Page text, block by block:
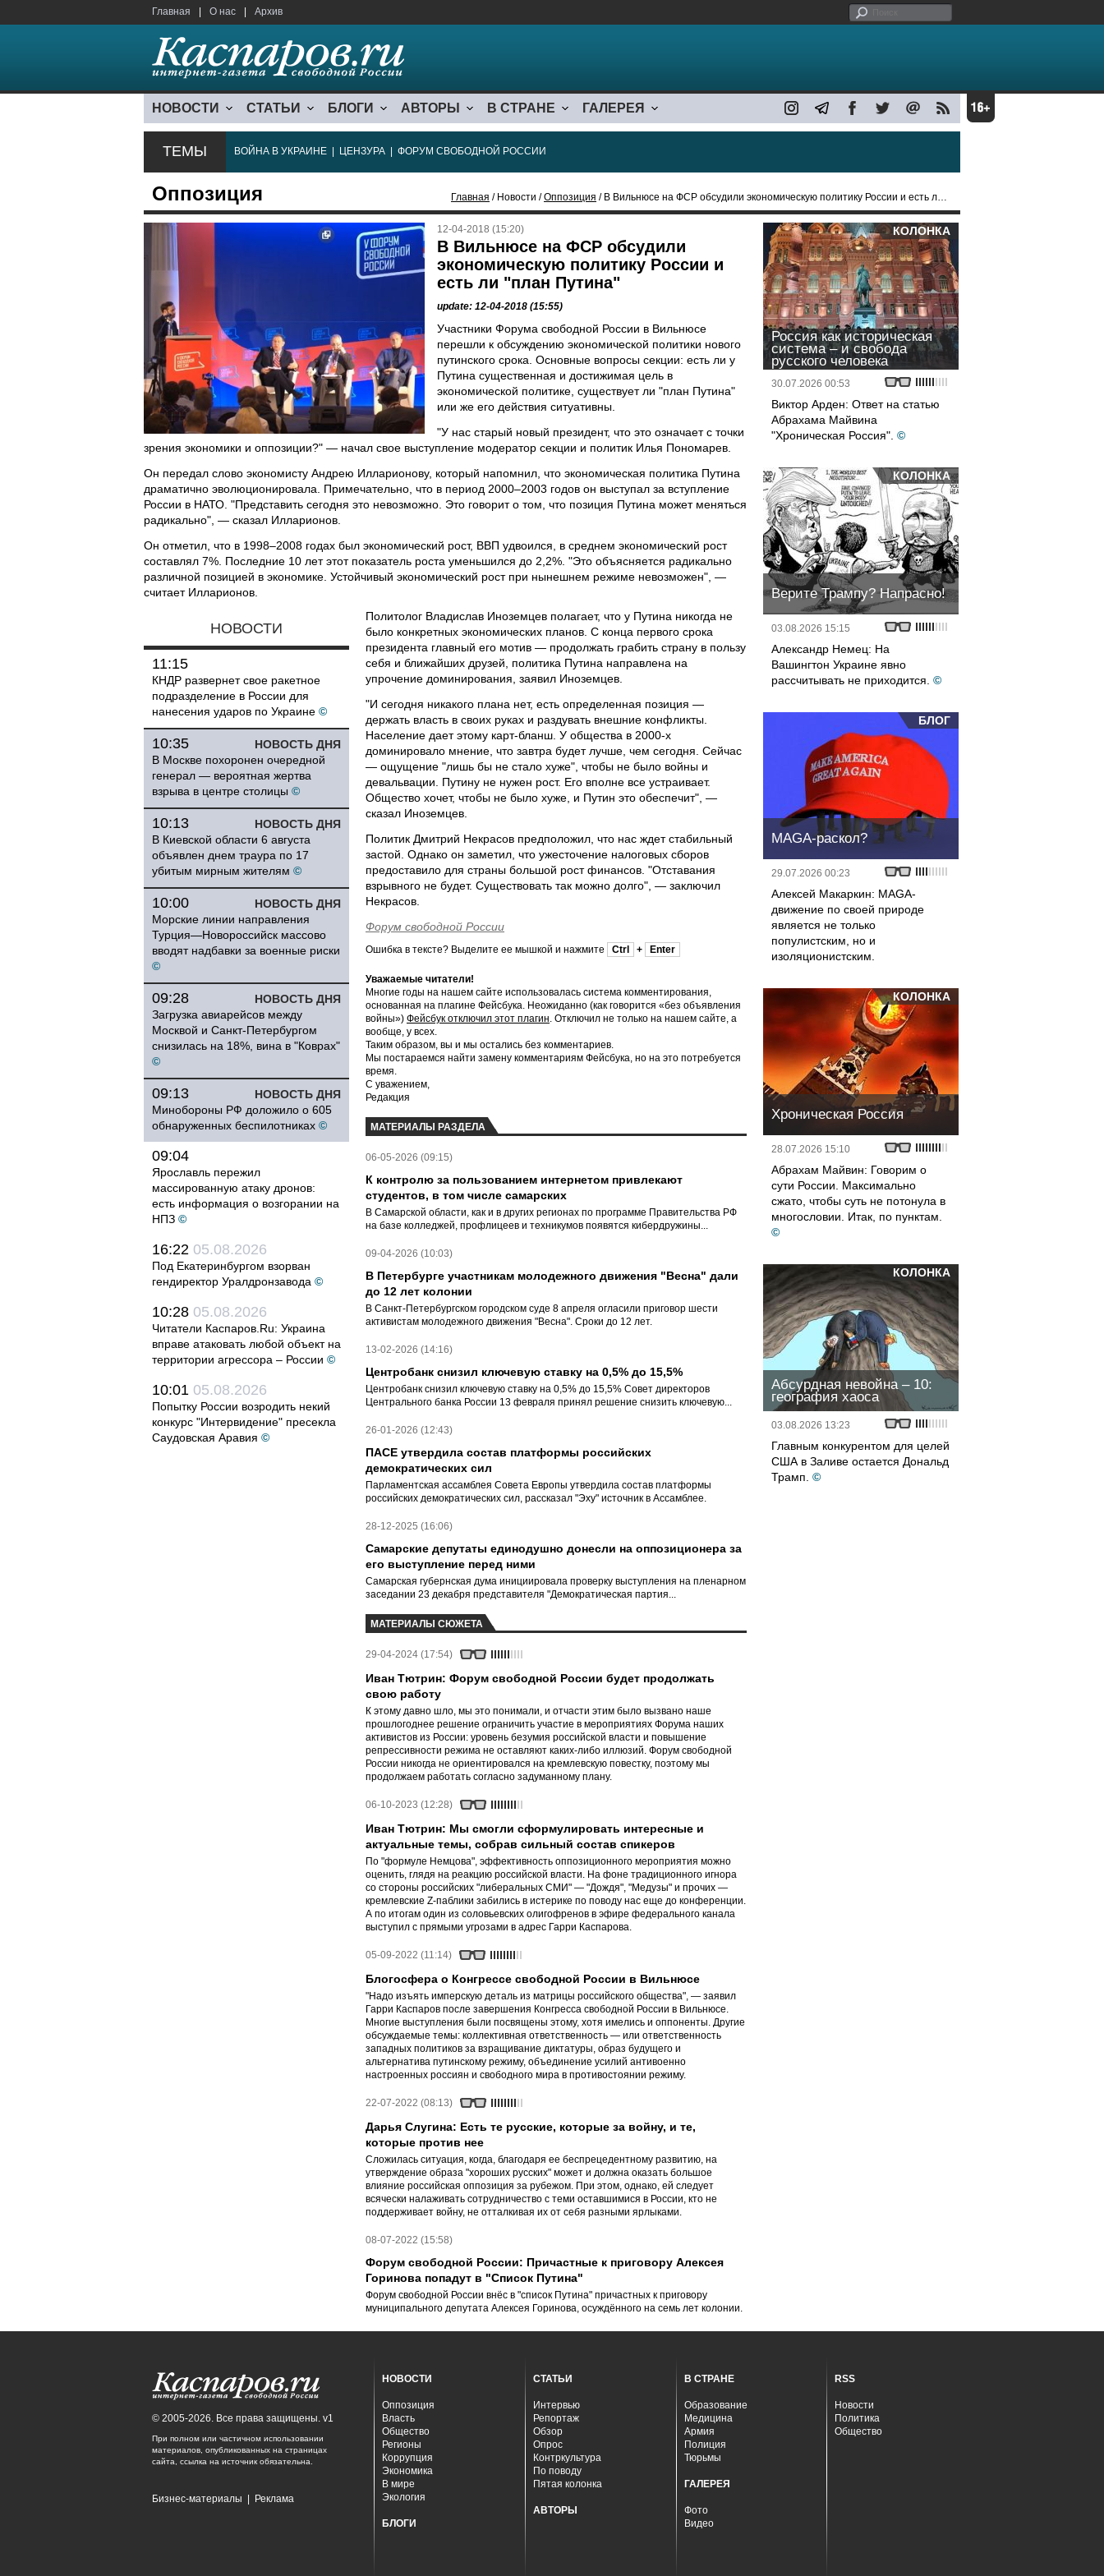
Главная О нас Архив
НОВОСТИ СТАТЬИ БЛОГИ АВТОРЫ В СТРАНЕ ГАЛЕРЕЯ
ТЕМЫ ВОЙНА В УКРАИНЕ ЦЕНЗУРА ФОРУМ СВОБОДНОЙ РОССИИ
Оппозиция Главная / Новости /Оппозиция / В Вильнюсе на ФСР обсудили экономическую политику России и есть ли "план Путина"
12-04-2018 (15:20)
В Вильнюсе на ФСР обсудили
экономическую политику России и
есть ли "план Путина"
update: 12-04-2018 (15:55)
Участники Форума свободной России в Вильнюсе
перешли к обсуждению экономической политики нового
путинского срока. Основные вопросы секции: есть ли у
Путина существенная и достижимая цель в
экономической политике, существует ли "план Путина"
или же его действия ситуативны.
"У нас старый новый президент, что это означает с точки
зрения экономики и оппозиции?" — начал свое выступление модератор секции и политик Илья Пономарев.
Он передал слово экономисту Андрею Илларионову, который напомнил, что экономическая политика Путина
драматично эволюционировала. Примечательно, что в период 2000–2003 годов он выступал за вступление
России в НАТО. "Представить сегодня это невозможно. Это говорит о том, что позиция Путина может меняться
радикально", — сказал Илларионов.
Он отметил, что в 1998–2008 годах был экономический рост, ВВП удвоился, в среднем экономический рост
составлял 7%. Последние 10 лет этот показатель роста уменьшился до 2,2%. "Это объясняется радикально
различной позицией в экономике. Устойчивый экономический рост при нынешнем режиме невозможен", —
считает Илларионов.
НОВОСТИ
11:15
КНДР развернет свое ракетное
подразделение в России для
нанесения ударов по Украине ©
НОВОСТЬ ДНЯ
10:35
В Москве похоронен очередной
генерал — вероятная жертва
взрыва в центре столицы ©
НОВОСТЬ ДНЯ
10:13
В Киевской области 6 августа
объявлен днем траура по 17
убитым мирным жителям ©
НОВОСТЬ ДНЯ
10:00
Морские линии направления
Турция—Новороссийск массово
вводят надбавки за военные риски
©
НОВОСТЬ ДНЯ
09:28
Загрузка авиарейсов между
Москвой и Санкт-Петербургом
снизилась на 18%, вина в "Коврах"
©
НОВОСТЬ ДНЯ
09:13
Минобороны РФ доложило о 605
обнаруженных беспилотниках ©
09:04
Ярославль пережил
массированную атаку дронов:
есть информация о возгорании на
НПЗ ©
16:22 05.08.2026
Под Екатеринбургом взорван
гендиректор Уралдронзавода ©
10:28 05.08.2026
Читатели Каспаров.Ru: Украина
вправе атаковать любой объект на
территории агрессора – России ©
10:01 05.08.2026
Попытку России возродить некий
конкурс "Интервидение" пресекла
Саудовская Аравия ©
Политолог Владислав Иноземцев полагает, что у Путина никогда не
было конкретных экономических планов. С конца первого срока
президента главный его мотив — продолжать грабить страну в пользу
себя и ближайших друзей, политика Путина направлена на
упрочение доминирования, заявил Иноземцев.
"И сегодня никакого плана нет, есть определенная позиция —
держать власть в своих руках и раздувать внешние конфликты.
Население дает этому карт-бланш. У общества в 2000-х
доминировало мнение, что завтра будет лучше, чем сегодня. Сейчас
— ощущение "лишь бы не стало хуже", чтобы не было войны и
девальвации. Путину не нужен рост. Его вполне все устраивает.
Общество хочет, чтобы не было хуже, и Путин это обеспечит", —
сказал Иноземцев.
Политик Дмитрий Некрасов предположил, что нас ждет стабильный
застой. Однако он заметил, что ужесточение налоговых сборов
предоставило для страны большой рост финансов. "Отставания
взрывного не будет. Существовать так можно долго", — заключил
Некрасов.
Форум свободной России
Ошибка в тексте? Выделите ее мышкой и нажмите Ctrl + Enter
Уважаемые читатели!
Многие годы на нашем сайте использовалась система комментирования,
основанная на плагине Фейсбука. Неожиданно (как говорится «без объявления
войны») Фейсбук отключил этот плагин. Отключил не только на нашем сайте, а
вообще, у всех.
Таким образом, вы и мы остались без комментариев.
Мы постараемся найти замену комментариям Фейсбука, но на это потребуется
время.
С уважением,
Редакция
МАТЕРИАЛЫ РАЗДЕЛА
06-05-2026 (09:15)
К контролю за пользованием интернетом привлекают
студентов, в том числе самарских
В Самарской области, как и в других регионах по программе Правительства РФ
на базе колледжей, профлицеев и техникумов появятся кибердружины...
09-04-2026 (10:03)
В Петербурге участникам молодежного движения "Весна" дали
до 12 лет колонии
В Санкт-Петербургском городском суде 8 апреля огласили приговор шести
активистам молодежного движения "Весна". Сроки до 12 лет.
13-02-2026 (14:16)
Центробанк снизил ключевую ставку на 0,5% до 15,5%
Центробанк снизил ключевую ставку на 0,5% до 15,5% Совет директоров
Центрального банка России 13 февраля принял решение снизить ключевую...
26-01-2026 (12:43)
ПАСЕ утвердила состав платформы российских
демократических сил
Парламентская ассамблея Совета Европы утвердила состав платформы
российских демократических сил, рассказал "Эху" источник в Ассамблее.
28-12-2025 (16:06)
Самарские депутаты единодушно донесли на оппозиционера за
его выступление перед ними
Самарская губернская дума инициировала проверку выступления на пленарном
заседании 23 декабря представителя "Демократическая партия...
МАТЕРИАЛЫ СЮЖЕТА
29-04-2024 (17:54)
Иван Тютрин: Форум свободной России будет продолжать
свою работу
К этому давно шло, мы это понимали, и отчасти этим было вызвано наше
прошлогоднее решение ограничить участие в мероприятиях Форума наших
активистов из России: уровень безумия российской власти и повышение
репрессивности режима не оставляют каких-либо иллюзий. Форум свободной
России никогда не ориентировался на кремлевскую повестку, поэтому мы
продолжаем работать согласно задуманному плану.
06-10-2023 (12:28)
Иван Тютрин: Мы смогли сформулировать интересные и
актуальные темы, собрав сильный состав спикеров
По "формуле Немцова", эффективность оппозиционного мероприятия можно
оценить, глядя на реакцию российской власти. На фоне традиционного игнора
со стороны российских "либеральных СМИ" — "Дождя", "Медузы" и прочих —
кремлевские Z-паблики забились в истерике по поводу нас еще до конференции.
А по итогам один из соловьевских олигофренов в эфире федерального канала
выступил с прямыми угрозами в адрес Гарри Каспарова.
05-09-2022 (11:14)
Блогосфера о Конгрессе свободной России в Вильнюсе
"Надо изъять имперскую деталь из матрицы российского общества", — заявил
Гарри Каспаров после завершения Конгресса свободной России в Вильнюсе.
Многие выступления были посвящены этому, хотя имелись и оппоненты. Другие
обсуждаемые темы: коллективная ответственность — или ответственность
западных политиков за взращивание диктатуры, образ будущего и
альтернатива путинскому режиму, объединение усилий антивоенно
настроенных россиян и свободного мира в противостоянии режиму.
22-07-2022 (08:13)
Дарья Слугина: Есть те русские, которые за войну, и те,
которые против нее
Сложилась ситуация, когда, благодаря ее беспрецедентному развитию, на
утверждение образа "хороших русских" может и должна оказать большое
влияние российская оппозиция за рубежом. При этом, однако, ей следует
всячески налаживать сотрудничество с теми оставшимися в России, кто не
поддерживает войну, не отталкивая их от себя разными ярлыками.
08-07-2022 (15:58)
Форум свободной России: Причастные к приговору Алексея
Горинова попадут в "Список Путина"
Форум свободной России внёс в "список Путина" причастных к приговору
муниципального депутата Алексея Горинова, осуждённого на семь лет колонии.
КОЛОНКА
Россия как историческая
система – и свобода
русского человека
30.07.2026 00:53
Виктор Арден: Ответ на статью
Абрахама Майвина
"Хроническая Россия". ©
КОЛОНКА
Верите Трампу? Напрасно!
03.08.2026 15:15
Александр Немец: На
Вашингтон Украине явно
рассчитывать не приходится. ©
БЛОГ
MAGA-раскол?
29.07.2026 00:23
Алексей Макаркин: MAGA-
движение по своей природе
является не только
популистским, но и
изоляционистским.
КОЛОНКА
Хроническая Россия
28.07.2026 15:10
Абрахам Майвин: Говорим о
сути России. Максимально
сжато, чтобы суть не потонула в
многословии. Итак, по пунктам.
©
КОЛОНКА
Абсурдная невойна – 10:
география хаоса
03.08.2026 13:23
Главным конкурентом для целей
США в Заливе остается Дональд
Трамп. ©
© 2005-2026. Все права защищены. v1
При полном или частичном использовании
материалов, опубликованных на страницах
сайта, ссылка на источник обязательна.
Бизнес-материалы Реклама
НОВОСТИ
Оппозиция
Власть
Общество
Регионы
Коррупция
Экономика
В мире
Экология
БЛОГИ
СТАТЬИ
Интервью
Репортаж
Обзор
Опрос
Контркультура
По поводу
Пятая колонка
АВТОРЫ
В СТРАНЕ
Образование
Медицина
Армия
Полиция
Тюрьмы
ГАЛЕРЕЯ
Фото
Видео
RSS
Новости
Политика
Общество